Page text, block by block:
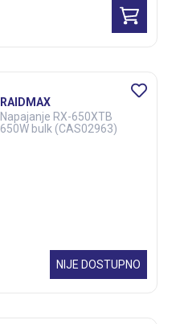
RAIDMAX
Napajanje RX-650XTB
650W bulk (CAS02963)
NIJE DOSTUPNO